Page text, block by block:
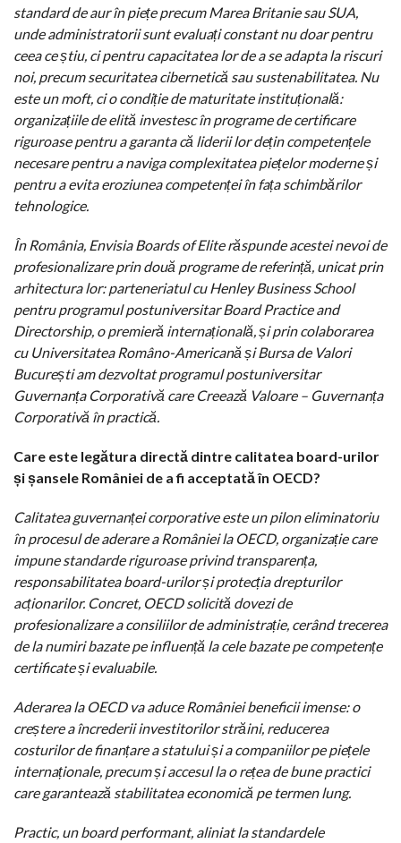
standard de aur în piețe precum Marea Britanie sau SUA,
unde administratorii sunt evaluați constant nu doar pentru
ceea ce știu, ci pentru capacitatea lor de a se adapta la riscuri
noi, precum securitatea cibernetică sau sustenabilitatea. Nu
este un moft, ci o condiție de maturitate instituțională:
organizațiile de elită investesc în programe de certificare
riguroase pentru a garanta că liderii lor dețin competențele
necesare pentru a naviga complexitatea piețelor moderne și
pentru a evita eroziunea competenței în fața schimbărilor
tehnologice.
În România, Envisia Boards of Elite răspunde acestei nevoi de
profesionalizare prin două programe de referință, unicat prin
arhitectura lor: parteneriatul cu Henley Business School
pentru programul postuniversitar Board Practice and
Directorship, o premieră internațională, și prin colaborarea
cu Universitatea Româno-Americană și Bursa de Valori
București am dezvoltat programul postuniversitar
Guvernanța Corporativă care Creează Valoare – Guvernanța
Corporativă în practică.
Care este legătura directă dintre calitatea board-urilor
și șansele României de a fi acceptată în OECD?
Calitatea guvernanței corporative este un pilon eliminatoriu
în procesul de aderare a României la OECD, organizație care
impune standarde riguroase privind transparența,
responsabilitatea board-urilor și protecția drepturilor
acționarilor. Concret, OECD solicită dovezi de
profesionalizare a consiliilor de administrație, cerând trecerea
de la numiri bazate pe influență la cele bazate pe competențe
certificate și evaluabile.
Aderarea la OECD va aduce României beneficii imense: o
creștere a încrederii investitorilor străini, reducerea
costurilor de finanțare a statului și a companiilor pe piețele
internaționale, precum și accesul la o rețea de bune practici
care garantează stabilitatea economică pe termen lung.
Practic, un board performant, aliniat la standardele